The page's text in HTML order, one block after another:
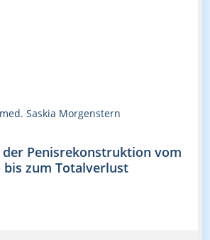
Saskia Morgenstern
Penisrekonstruktion vom
bis zum Totalverlust